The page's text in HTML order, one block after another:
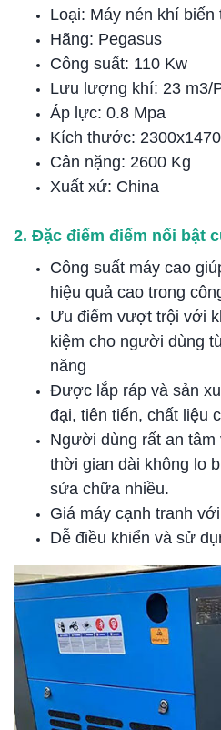
Loại: Máy nén khí biến
Hãng: Pegasus
Công suất: 110 Kw
Lưu lượng khí: 23 m3/
Áp lực: 0.8 Mpa
Kích thước:
Cân nặng: 2600 Kg
Xuất xứ: China
2. Đặc điểm điểm nổi bật
Công suất máy cao
hiệu quả cao trong
Ưu điểm vượt trội với
kiệm cho người dùng
năng
Được lắp ráp và sản
đại, tiên tiến, chất liệu
Người dùng rất an
thời gian dài không lo
sửa chữa nhiều.
Giá máy cạnh tranh
Dễ điều khiển và sử